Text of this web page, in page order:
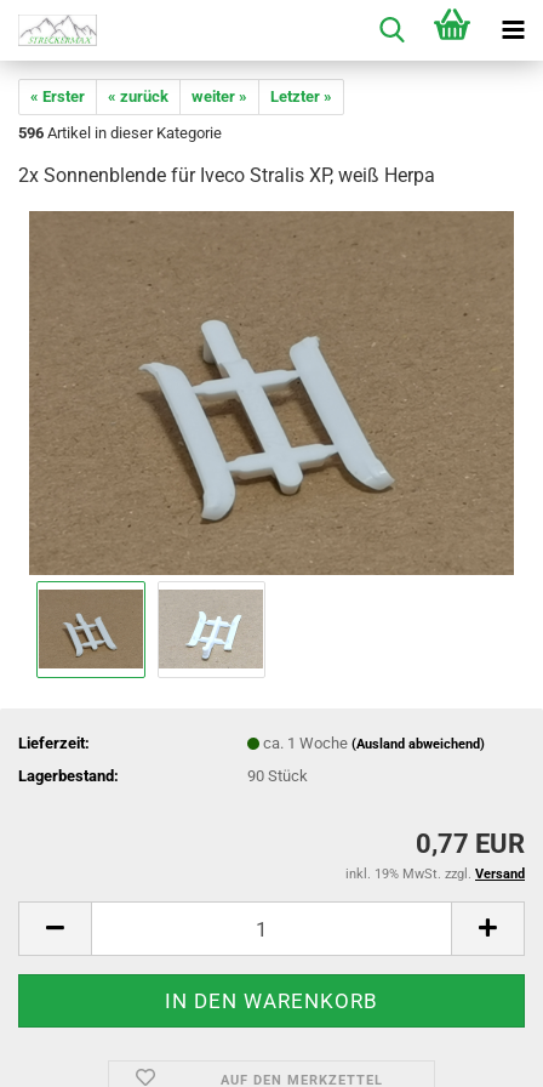
« Erster « zurück weiter »
Letzter »
596 Artikel in dieser Kategorie
2x Sonnenblende für Iveco Stralis XP, weiß Herpa
Lieferzeit: ca. 1 Woche(Ausland abweichend)
Lagerbestand: 90Stück
0,77 EUR
inkl. 19% MwSt. zzgl. Versand
AUF DEN MERKZETTEL